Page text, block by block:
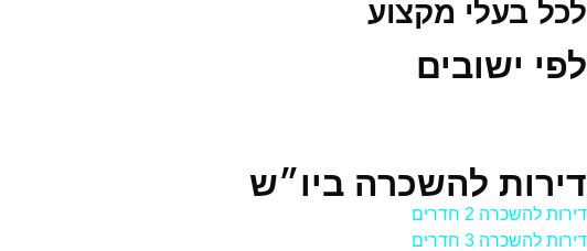
לכל בעלי מקצוע
לפי ישובים
דירות להשכרה ביו״ש
דירות להשכרה 2 חדרים
דירות להשכרה 3 חדרים